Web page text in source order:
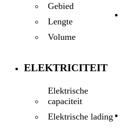
Gebied
Lengte
Volume
ELEKTRICITEIT
Elektrische
capaciteit
Elektrische lading